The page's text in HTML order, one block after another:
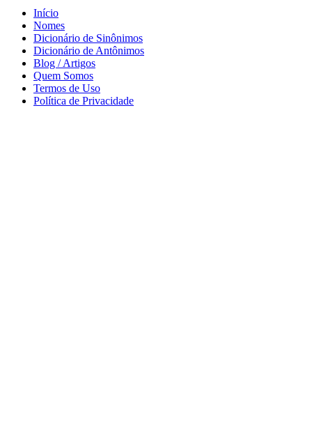
Início
Nomes
Dicionário de Sinônimos
Dicionário de Antônimos
Blog / Artigos
Quem Somos
Termos de Uso
Política de Privacidade